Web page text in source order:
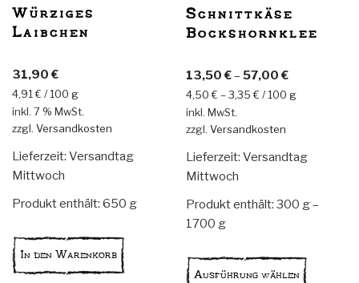
Würziges
Laibchen
31,90 €
4,91€ /100 g
inkl. 7 % MwSt.
zzgl. Versandkosten
Lieferzeit: Versandtag
Mittwoch
Produkt enthält: 650 g
In den Warenkorb
Schnittkäse
Bockshornklee
13,50€–57,00€
4,50€ –3,35€ /100 g
inkl. MwSt.
zzgl.Versandkosten
Lieferzeit:Versandtag
Mittwoch
Produkt enthält: 300 g–
1700 g
Ausführung wählen